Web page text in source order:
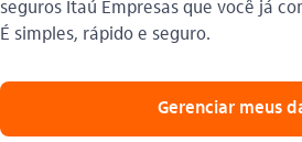
seguros Itaú Empresas que você já
É simples, rápido e seguro.
Gerenciar meus